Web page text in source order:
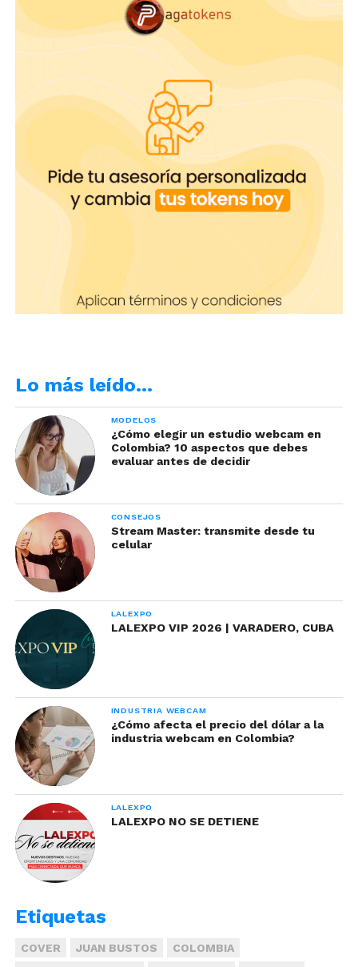
vitamina C.
Espinacas:además de ser deliciosas
en cremas o al vapor, esta planta
contiene suficiente ácido fólico para
que en una porción al día ayudes a
reforzar tu sistema inmunológico.
Chocolate negro:
es un aliado
perfecto para que nos relajemos. De
hecho, está considerado como el
ingrediente más efectivo para
combatir el estrés.
Con estos ricos alimentos, estamos seguros que
estarás siempre o por lo menos la mayoría del
tiempo en tu nivel zen.
Lo más leído…
MODELOS
¿Cómo elegir un estudio webcam en
Colombia? 10 aspectos que debes
evaluar antes de decidir
CONSEJOS
Stream Master: transmite desde tu
celular
LALEXPO
LALEXPO VIP 2026 | VARADERO, CUBA
INDUSTRIA WEBCAM
¿Cómo afecta el precio del dólar a la
industria webcam en Colombia?
LALEXPO
LALEXPO NO SE DETIENE
Etiquetas
COVER JUAN BUSTOS
COLOMBIA